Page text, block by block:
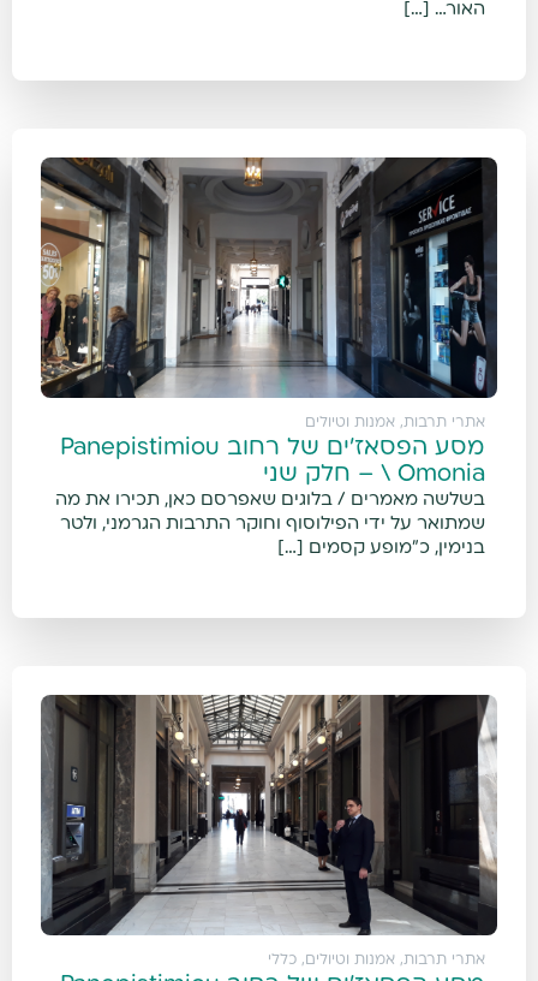
האור… […]
אתרי תרבות, אמנות וטיולים
מסע הפסאז'ים של רחוב Panepistimiou
\ Omonia – חלק שני
בשלשה מאמרים / בלוגים שאפרסם כאן, תכירו את מה
שמתואר על ידי הפילוסוף וחוקר התרבות הגרמני, ולטר
בנימין, כ"מופע קסמים […]
אתרי תרבות, אמנות וטיולים , כללי